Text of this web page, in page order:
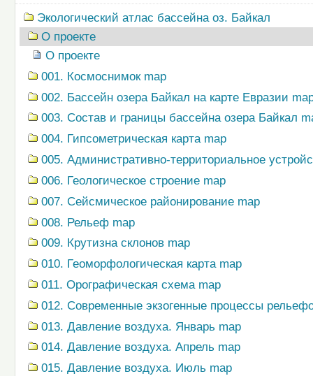
Экологический атлас бассейна оз. Байкал
О проекте
О проекте
001. Космоснимок map
002. Бассейн озера Байкал на карте Евразии
003. Состав и границы бассейна озера Байкал
004. Гипсометрическая карта map
005. Административно-территориальное
006. Геологическое строение map
007. Сейсмическое районирование map
008. Рельеф map
009. Крутизна склонов map
010. Геоморфологическая карта map
011. Орографическая схема map
012. Современные экзогенные процессы
013. Давление воздуха. Январь map
014. Давление воздуха. Апрель map
015. Давление воздуха. Июль map